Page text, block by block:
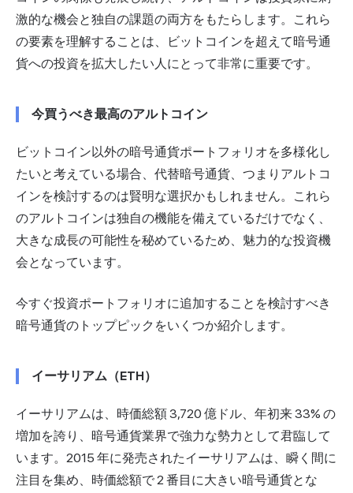
激的な機会と独自の課題の両方をもたらします。これら
の要素を理解することは、ビットコインを超えて暗号通
貨への投資を拡大したい人にとって非常に重要です。
今買うべき最高のアルトコイン
ビットコイン以外の暗号通貨ポートフォリオを多様化し
たいと考えている場合、代替暗号通貨、つまりアルトコ
インを検討するのは賢明な選択かもしれません。これら
のアルトコインは独自の機能を備えているだけでなく、
大きな成長の可能性を秘めているため、魅力的な投資機
会となっています。
今すぐ投資ポートフォリオに追加することを検討すべき
暗号通貨のトップピックをいくつか紹介します。
イーサリアム（ETH）
イーサリアムは、時価総額 3,720 億ドル、年初来 33% の
増加を誇り、暗号通貨業界で強力な勢力として君臨して
います。2015 年に発売されたイーサリアムは、瞬く間に
注目を集め、時価総額で 2 番目に大きい暗号通貨とな